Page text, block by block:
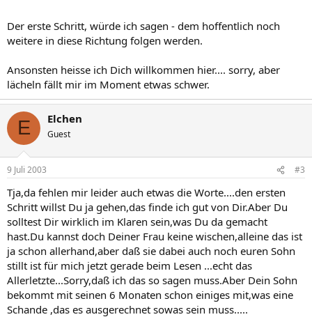
Der erste Schritt, würde ich sagen - dem hoffentlich noch
weitere in diese Richtung folgen werden.
Ansonsten heisse ich Dich willkommen hier.... sorry, aber
lächeln fällt mir im Moment etwas schwer.
E Elchen
Guest
9 Juli 2003 #3
Tja,da fehlen mir leider auch etwas die Worte....den ersten
Schritt willst Du ja gehen,das finde ich gut von Dir.Aber Du
solltest Dir wirklich im Klaren sein,was Du da gemacht
hast.Du kannst doch Deiner Frau keine wischen,alleine das ist
ja schon allerhand,aber daß sie dabei auch noch euren Sohn
stillt ist für mich jetzt gerade beim Lesen ...echt das
Allerletzte...Sorry,daß ich das so sagen muss.Aber Dein Sohn
bekommt mit seinen 6 Monaten schon einiges mit,was eine
Schande ,das es ausgerechnet sowas sein muss.....